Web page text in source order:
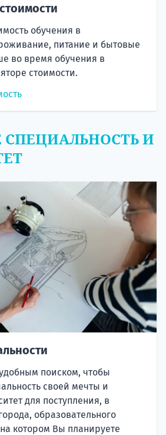
обучения в
питание и бытовые
во время обучения в
стоимости.
СПЕЦИАЛЬНОСТЬ И
поиском, чтобы
своей мечты и
для поступления, в
образовательного
котором Вы планируете